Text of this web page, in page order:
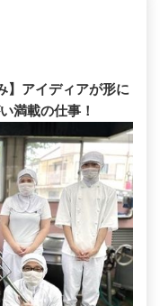
】アイディアが形に
満載の仕事！